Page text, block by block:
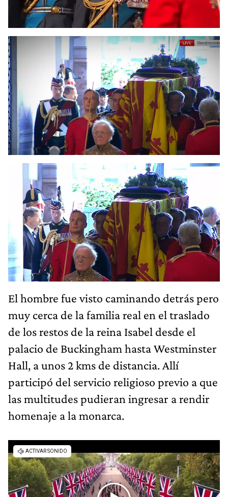
El hombre fue visto caminando detrás pero
muy cerca de la familia real en el traslado
de los restos de la reina Isabel desde el
palacio de Buckingham hasta Westminster
Hall, a unos 2 kms de distancia. Allí
participó del servicio religioso previo a que
las multitudes pudieran ingresar a rendir
homenaje a la monarca.